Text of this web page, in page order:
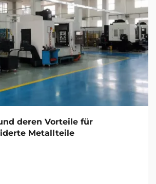
deren Vorteile für
Metallteile